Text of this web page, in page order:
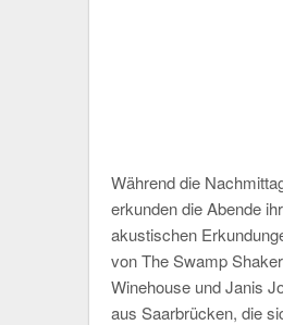
Während die
erkunden die Abende
akustischen
von The Swamp
Winehouse und Janis
aus Saarbrücken, die